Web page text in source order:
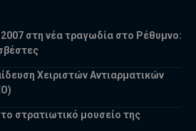
στη νέα τραγωδία στο Ρέθυμνο:
Χειριστών Αντιαρματικών
στρατιωτικό μουσείο της